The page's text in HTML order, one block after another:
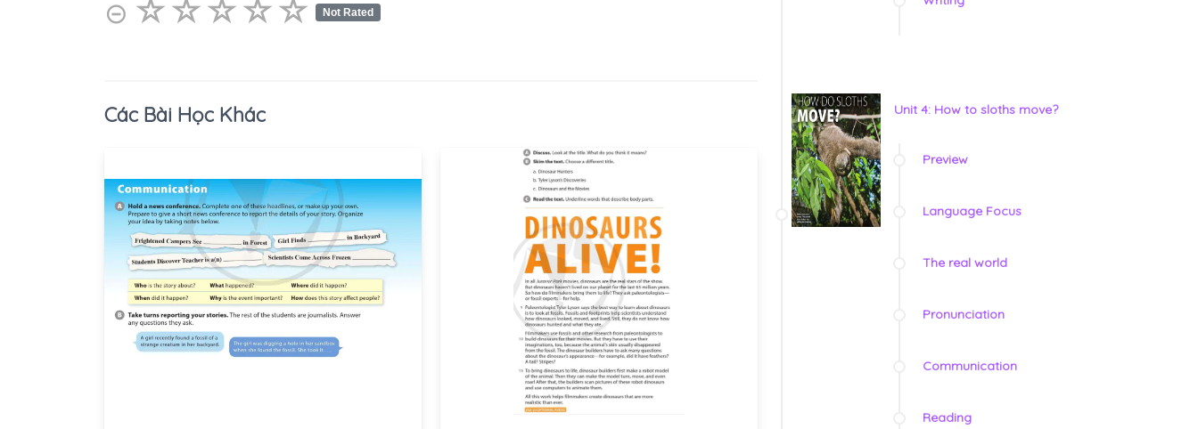
⊝ ☆☆☆☆☆
★★★★★ Not Rated
Các Bài Học Khác Unit 4: How to sloths move?
Preview
Language Focus
The real world
Pronunciation
Communication
Reading